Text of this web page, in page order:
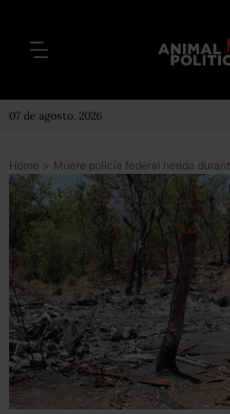
07 de agosto, 2026
Home >